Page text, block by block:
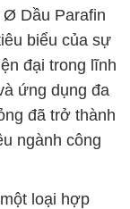
Ø Dầu Parafin
biểu của sự
đại trong lĩnh
ứng dụng đa
đã trở thành
ngành công
loại hợp